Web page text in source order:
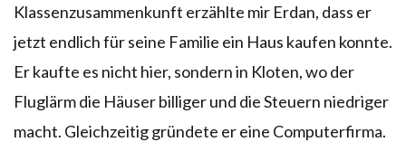
Klassenzusammenkunft erzählte mir Erdan, dass er
jetzt endlich für seine Familie ein Haus kaufen konnte.
Er kaufte es nicht hier, sondern in Kloten, wo der
Fluglärm die Häuser billiger und die Steuern niedriger
macht. Gleichzeitig gründete er eine Computerfirma.